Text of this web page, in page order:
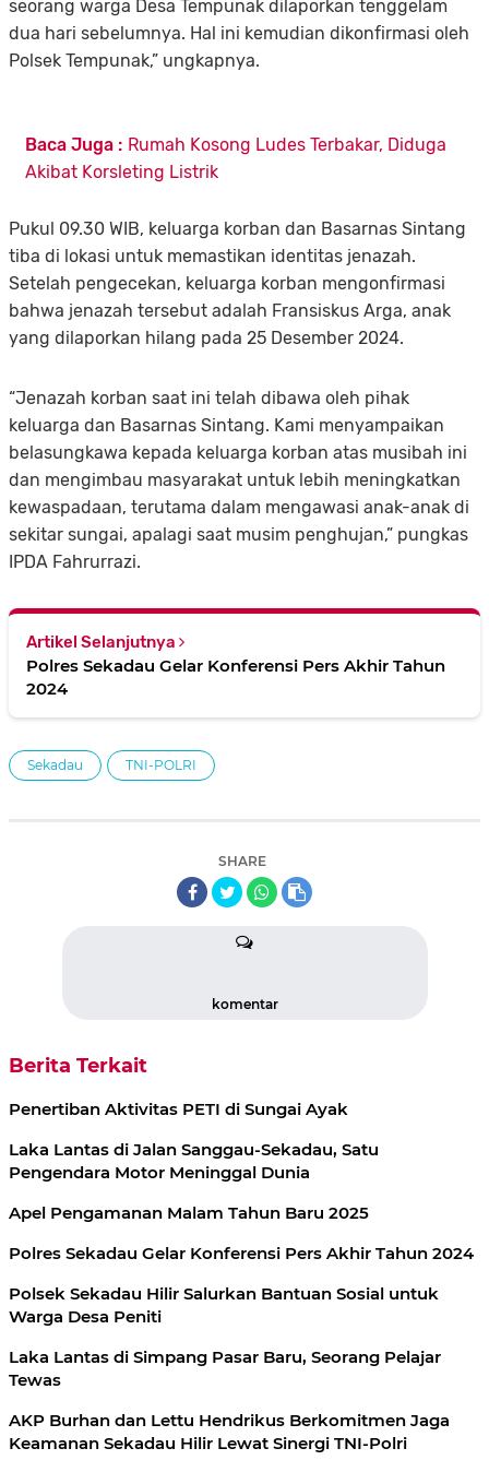
seorang warga Desa Tempunak dilaporkan tenggelam
dua hari sebelumnya. Hal ini kemudian dikonfirmasi oleh
Polsek Tempunak,” ungkapnya.
Baca Juga : Rumah Kosong Ludes Terbakar, Diduga
Akibat Korsleting Listrik
Pukul 09.30 WIB, keluarga korban dan Basarnas Sintang
tiba di lokasi untuk memastikan identitas jenazah.
Setelah pengecekan, keluarga korban mengonfirmasi
bahwa jenazah tersebut adalah Fransiskus Arga, anak
yang dilaporkan hilang pada 25 Desember 2024.
“Jenazah korban saat ini telah dibawa oleh pihak
keluarga dan Basarnas Sintang. Kami menyampaikan
belasungkawa kepada keluarga korban atas musibah ini
dan mengimbau masyarakat untuk lebih meningkatkan
kewaspadaan, terutama dalam mengawasi anak-anak di
sekitar sungai, apalagi saat musim penghujan,” pungkas
IPDA Fahrurrazi.
Artikel Selanjutnya
Polres Sekadau Gelar Konferensi Pers Akhir Tahun
2024
Sekadau TNI-POLRI
SHARE
komentar
Berita Terkait
Penertiban Aktivitas PETI di Sungai Ayak
Laka Lantas di Jalan Sanggau-Sekadau, Satu
Pengendara Motor Meninggal Dunia
Apel Pengamanan Malam Tahun Baru 2025
Polres Sekadau Gelar Konferensi Pers Akhir Tahun 2024
Polsek Sekadau Hilir Salurkan Bantuan Sosial untuk
Warga Desa Peniti
Laka Lantas di Simpang Pasar Baru, Seorang Pelajar
Tewas
AKP Burhan dan Lettu Hendrikus Berkomitmen Jaga
Keamanan Sekadau Hilir Lewat Sinergi TNI-Polri